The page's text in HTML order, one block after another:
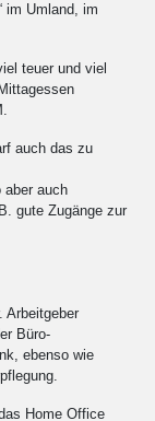
im Umland, im
teuer und viel
auch das zu
aber auch
gute Zugänge zur
Arbeitgeber
Büro-
ebenso wie
Home Office